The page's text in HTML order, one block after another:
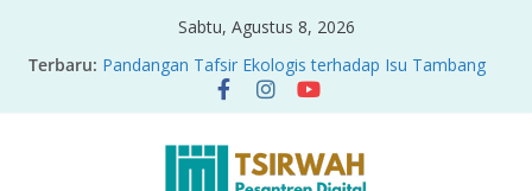
Sabtu, Agustus 8, 2026
Terbaru: Pandangan Tafsir Ekologis terhadap Isu Tambang
Nikel di Raja Ampat
PRODUK RELASI KUASA-IDIOLOGI PADA TAFSIR
Sirah Nabawiyah
Oversharing dan Privasi dalam Al-Qur’an: “Ketika